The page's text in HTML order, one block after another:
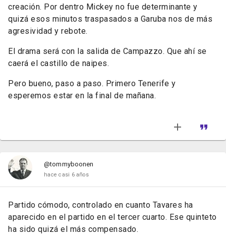
creación. Por dentro Mickey no fue determinante y
quizá esos minutos traspasados a Garuba nos de más
agresividad y rebote.
El drama será con la salida de Campazzo. Que ahí se
caerá el castillo de naipes.
Pero bueno, paso a paso. Primero Tenerife y
esperemos estar en la final de mañana.
@tommyboonen
hace casi 6 años
Partido cómodo, controlado en cuanto Tavares ha
aparecido en el partido en el tercer cuarto. Ese quinteto
ha sido quizá el más compensado.